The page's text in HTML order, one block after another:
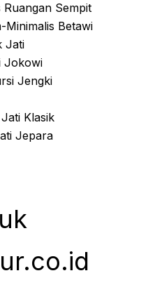
Sempit
Minimalis Betawi
Jati
Jokowi
Jengki
Klasik
Jepara